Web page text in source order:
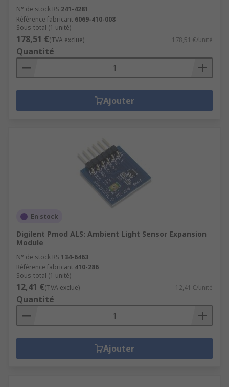
N° de stock RS 241-4281
Référence fabricant 6069-410-008
Sous-total (1 unité)
178,51 €(TVA exclue) 178,51 €/unité
Quantité
Ajouter
En stock
Digilent Pmod ALS: Ambient Light Sensor Expansion
Module
N° de stock RS 134-6463
Référence fabricant 410-286
Sous-total (1 unité)
12,41 €(TVA exclue) 12,41 €/unité
Quantité
Ajouter